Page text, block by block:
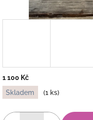
1 100 Kč
Měrná
cena:
Skladem (1 ks)